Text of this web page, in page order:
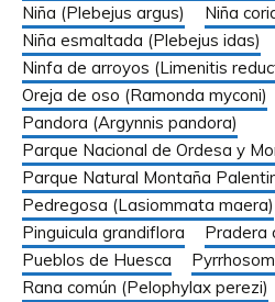
Niña (Plebejus argus)
Niña
Niña esmaltada (Plebejus idas)
Ninfa de arroyos (Limenitis
Oreja de oso (Ramonda myconi)
Pandora (Argynnis pandora)
Parque Nacional de Ordesa y
Parque Natural Montaña
Pedregosa (Lasiommata maera)
Pinguicula grandiflora
Pradera
Pueblos de Huesca
Rana común (Pelophylax perezi)